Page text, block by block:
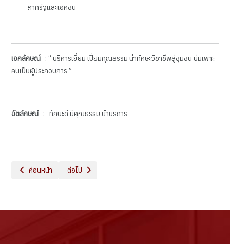
ภาครัฐและเอกชน
เอกลักษณ์ : “ บริการเยี่ยม เปี่ยมคุณธรรม นำทักษะวิชาชีพสู่ชุมชน บ่มเพาะ
คนเป็นผู้ประกอบการ ”
อัตลักษณ์ : ทักษะดี มีคุณธรรม นำบริการ
เนื้อหาก่อนหน้า: ข้อมูลหลักสูตร
ก่อนหน้า เนื้อหาถัดไป: ประวัติ ความเป็นมา
ต่อไป